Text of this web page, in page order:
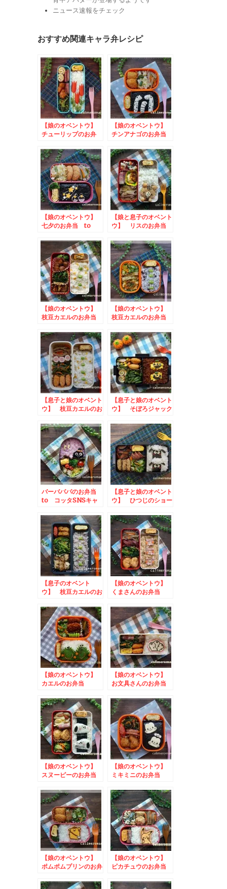
ニュース速報をチェック
おすすめ関連キャラ弁レシピ
【娘のオベントウ】
チューリップのお弁
キャンペーン
【娘のオベントウ】
チンアナゴのお弁当
ペーン
【娘のオベントウ】
七夕のお弁当 to
ーン
【娘と息子のオベント
ウ】 リスのお弁当
ンペーン
【娘のオベントウ】
枝豆カエルのお弁当
【娘のオベントウ】
枝豆カエルのお弁当
ピーうきうきイースタ
ー
【息子と娘のオベント
ウ】 枝豆カエルのお
噌・味噌ハンバーグを
作ってみようキャンペ
ーン
【息子と娘のオベント
ウ】 そぼろジャック
to コッタSNSキャ
ンペーン
バーバパパのお弁当
to コッタSNSキャ
【息子と娘のオベント
ウ】 ひつじのショー
ッタSNSキャンペー
ン
【息子のオベント
ウ】 枝豆カエルのお
【娘のオベントウ】
くまさんのお弁当
みた！キャンペーン
【娘のオベントウ】
カエルのお弁当
きイースターキャンペ
ーン
【娘のオベントウ】
お文具さんのお弁当
サ写真投稿キャンペー
ン
【娘のオベントウ】
スヌーピーのお弁当
ンペーン
【娘のオベントウ】
ミキミニのお弁当
新商品記念キャンペー
ン
【娘のオベントウ】
ポムポムプリンのお弁
我が家の味噌鍋を投稿
【娘のオベントウ】
ピカチュウのお弁当
たフルーチェ画像投稿